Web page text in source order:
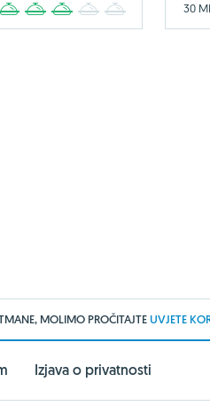
2 3 4 30
MOLIMO PROČITAJTEUVJETE
Izjava o privatnosti